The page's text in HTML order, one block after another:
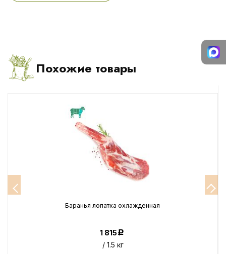
Похожие товары
Баранья лопатка охлажденная
1 815Р
/ 1.5 кг